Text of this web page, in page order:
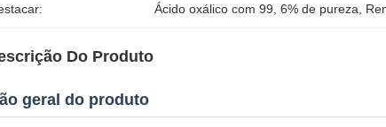
Ácido oxálico com 99 , 6% de pureza
Do Produto
geral do produto